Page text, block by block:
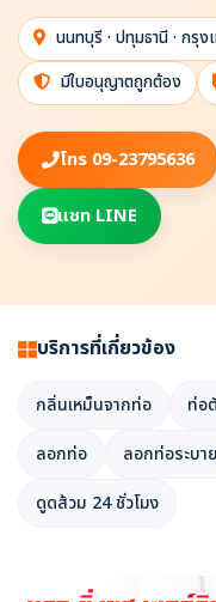
นนทบุรี · ปทุมธานี · กรุง
มีใบอนุญาตถูกต้อง
โทร 09-23795636
แชท LINE
บริการที่เกี่ยวข้อง
กลิ่นเหม็นจากท่อ ท่อ
ลอกท่อ
ลอกท่อระบา
ดูดส้วม 24 ชั่วโมง